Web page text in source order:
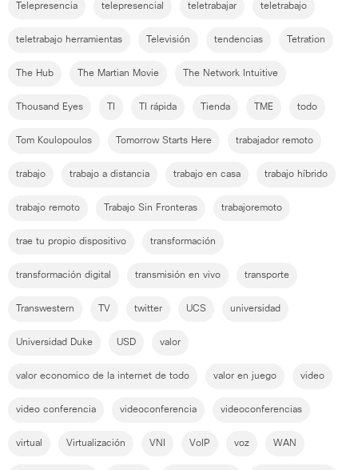
Telepresencia telepresencial teletrabajar teletrabajo
teletrabajo herramientas Televisión tendencias Tetration
The Hub The Martian Movie The Network Intuitive
Thousand Eyes TI rápida Tienda TME todo
Tom Koulopoulos Tomorrow Starts Here trabajador remoto
trabajo trabajo a distancia trabajo en casa trabajo híbrido
trabajo remoto Trabajo Sin Fronteras trabajoremoto
trae tu propio dispositivo transformación
transformación digital transmisión en vivo transporte
Transwestern TV twitter UCS universidad
Universidad Duke USD valor
valor economico de la internet de todo valor en juego video
video conferencia videoconferencia videoconferencias
virtual Virtualización VNI VoIP voz WAN